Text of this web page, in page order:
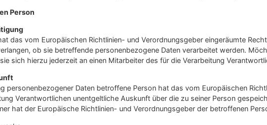
Person
das vom Europäischen Richtlinien- und Verordnungsgeber eingeräumte
ob sie betreffende personenbezogene Daten verarbeitet werden.
sich hierzu jederzeit an einen Mitarbeiter des für die Verarbeitung
personenbezogener Daten betroffene Person hat das vom Europäischen
Verantwortlichen unentgeltliche Auskunft über die zu seiner Person
hat der Europäische Richtlinien- und Verordnungsgeber der betroffenen